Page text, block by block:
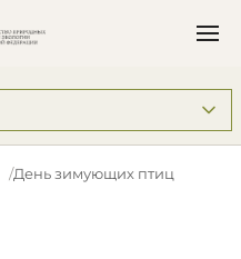
​День зимующих птиц